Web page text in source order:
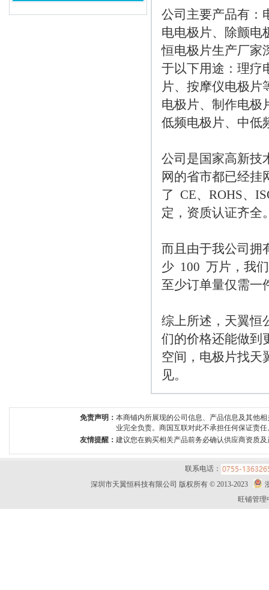
公司主要产品有：
电电极片、除颤电
恒电极片生产厂家
于以下用途：理疗
片、按摩仪电极片
电极片、制作电极
公司是国家高新技
网的省市都已经挂
了  CE、ROHS、
而且由于我公司拥
少  100  万片，
综上所述，天翼恒
们的价格还能做到
空间，电极片找天
见。
免责声明： 本商铺内所展现的公司信息、产品信息及其他
业完全负责。商国互联对此不承担任何保证责任
友情提醒： 建议您在购买相关产品前务必确认供应商资质
联系电话：
深圳市天翼恒科技有限公司 版权所有 © 2013-2023
旺铺管理